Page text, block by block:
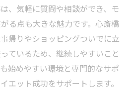
、気軽に質問や相談ができ、モ
る点も大きな魅力です。心斎橋
帰りやショッピングついでに立
ているため、継続しやすいこと
始めやすい環境と専門的なサポ
エット成功をサポートします。